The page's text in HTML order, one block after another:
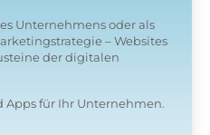
Unternehmens oder als
– Websites
der digitalen
Apps für Ihr Unternehmen.